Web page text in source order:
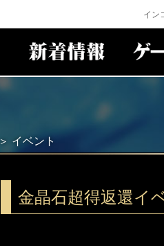
イン
＞ イベント
金晶石超得返還イ